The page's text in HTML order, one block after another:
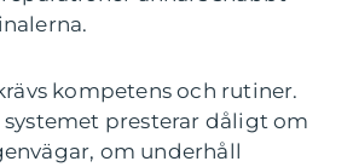
kompetens och rutiner.
systemet presterar dåligt om
om underhåll